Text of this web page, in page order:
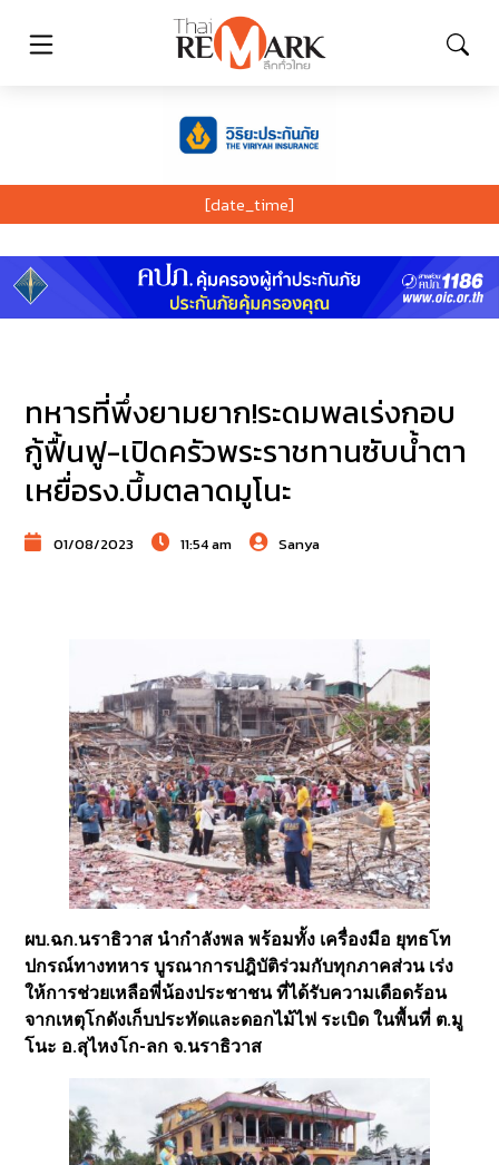
[date_time]
ทหารที่พึ่งยามยาก!ระดมพลเร่งกอบ
กู้ฟื้นฟู-เปิดครัวพระราชทานซับน้ำตา
เหยื่อรง.บึ้มตลาดมูโนะ
01/08/2023 11:54 am Sanya
ผบ.ฉก.นราธิวาส นำกำลังพล พร้อมทั้ง เครื่องมือ ยุทธโท
ปกรณ์ทางทหาร บูรณาการปฎิบัติร่วมกับทุกภาคส่วน เร่ง
ให้การช่วยเหลือพี่น้องประชาชน ที่ได้รับความเดือดร้อน
จากเหตุโกดังเก็บประทัดและดอกไม้ไฟ ระเบิด ในพื้นที่ ต.มู
โนะ อ.สุไหงโก-ลก จ.นราธิวาส